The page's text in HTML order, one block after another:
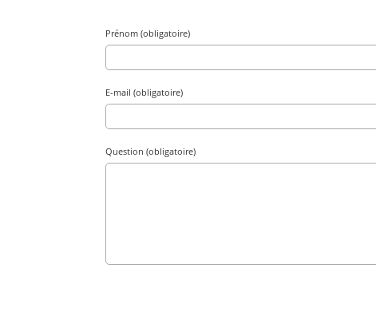
Prénom (obligatoire)
E-mail (obligatoire)
Question (obligatoire)